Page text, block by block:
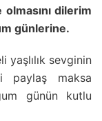
dilerim
günlerine.
yaşlılık sevginin
paylaş maksa
günün kutlu